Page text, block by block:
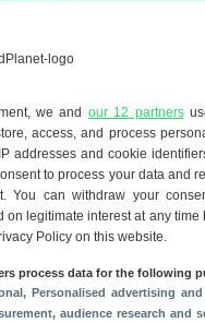
we and our 12 partners
access, and process
addresses and cookie
to process your data and
You can withdraw your
on legitimate interest at any time
Policy on this website.
process data for the following
, Personalised advertising
audience research and
we al over de
dit handige